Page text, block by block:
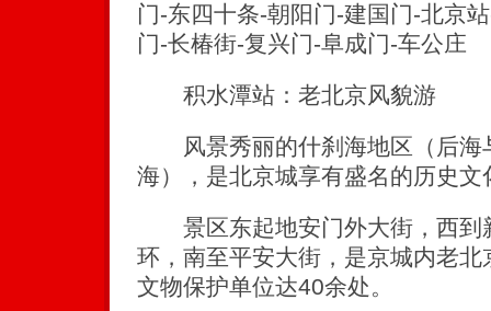
门-东四十条-朝阳门-建国门-北京
门-长椿街-复兴门-阜成门-车公庄
积水潭站：老北京风貌游
风景秀丽的什刹海地区（后海
海），是北京城享有盛名的历
景区东起地安门外大街，西到
环，南至平安大街，是京城内老
文物保护单位达40余处。